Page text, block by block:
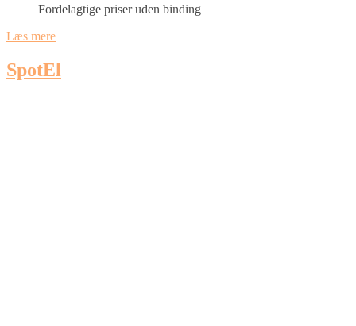
Fordelagtige priser uden binding
Læs mere
SpotEl